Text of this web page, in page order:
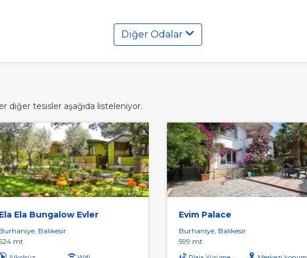
Diğer Odalar
diğer tesisler aşağıda listeleniyor.
Ela Ela Bungalow Evler
Burhaniye, Balıkesir
mt
Evim Palace
Burhaniye, Balıkesir
599 mt